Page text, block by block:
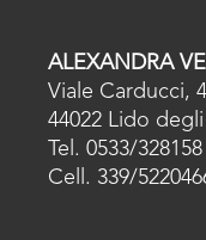
ALEXANDRA
Viale Carducci,
44022 Lido
Tel. 0533/328158
Cell. 339/